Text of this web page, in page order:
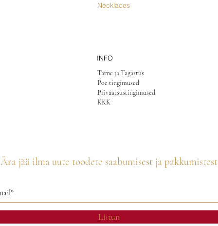
Necklaces
INFO
Tarne ja Tagastus
Poe tingimused
Privaatsustingimused
KKK
Ära jää ilma uute toodete saabumisest ja pakkumistest
Liitun